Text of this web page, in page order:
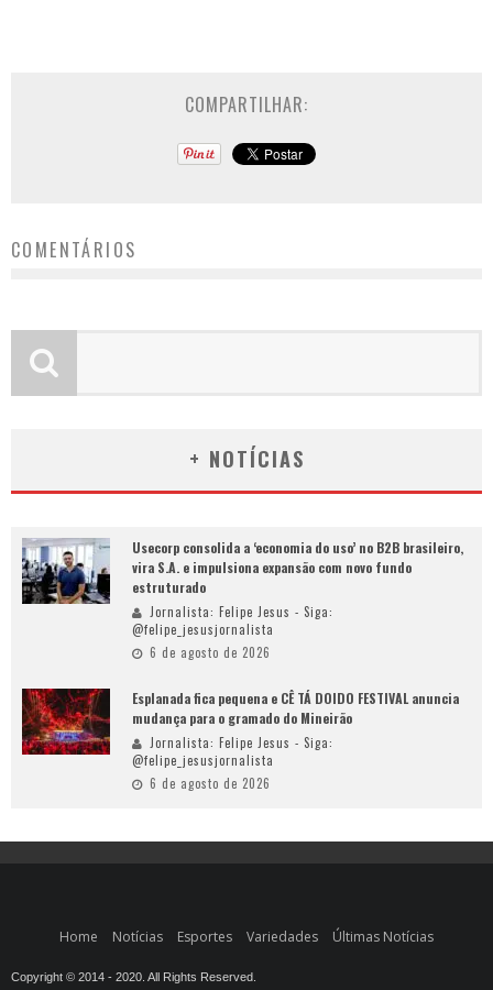
COMPARTILHAR:
COMENTÁRIOS
+ NOTÍCIAS
Usecorp consolida a ‘economia do uso’ no B2B brasileiro,
vira S.A. e impulsiona expansão com novo fundo
estruturado
Jornalista: Felipe Jesus - Siga:
@felipe_jesusjornalista
6 de agosto de 2026
Esplanada fica pequena e CÊ TÁ DOIDO FESTIVAL anuncia
mudança para o gramado do Mineirão
Jornalista: Felipe Jesus - Siga:
@felipe_jesusjornalista
6 de agosto de 2026
Home Notícias Esportes Variedades Últimas Notícias
Copyright © 2014 - 2020. All Rights Reserved.